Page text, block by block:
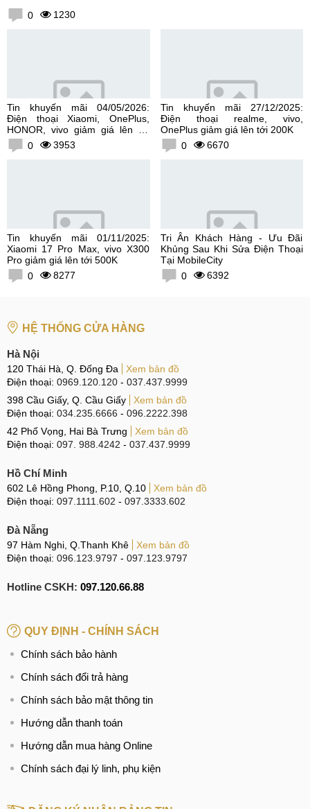
0 1230
Tin khuyến mãi 04/05/2026:
Điện thoại Xiaomi, OnePlus,
HONOR, vivo giảm giá lên tới
300K0 3953
Tin khuyến mãi 27/12/2025:
Điện thoại realme, vivo,
OnePlus giảm giá lên tới 200K
0
6670
Tin khuyến mãi 01/11/2025:
Xiaomi 17 Pro Max, vivo X300
Pro giảm giá lên tới 500K
0
8277
Tri Ân Khách Hàng - Ưu Đãi
Khủng Sau Khi Sửa Điện Thoại
Tại MobileCity
0
6392
HỆ THỐNG CỬA HÀNG
Hà Nội
120 Thái Hà, Q. Đống Đa
Xem bản đồ
Điện thoại: 0969.120.120 - 037.437.9999
398 Cầu Giấy, Q. Cầu Giấy
Xem bản đồ
Điện thoại: 034.235.6666 - 096.2222.398
42 Phố Vọng, Hai Bà Trưng
Xem bản đồ
Điện thoại: 097. 988.4242 - 037.437.9999
Hồ Chí Minh
602 Lê Hồng Phong, P.10, Q.10
Xem bản đồ
Điện thoại: 097.1111.602 - 097.3333.602
Đà Nẵng
97 Hàm Nghi, Q.Thanh Khê
Xem bản đồ
Điện thoại: 096.123.9797 - 097.123.9797
Hotline CSKH: 097.120.66.88
QUY ĐỊNH - CHÍNH SÁCH
Chính sách bảo hành
Chính sách đổi trả hàng
Chính sách bảo mật thông tin
Hướng dẫn thanh toán
Hướng dẫn mua hàng Online
Chính sách đại lý linh, phụ kiện